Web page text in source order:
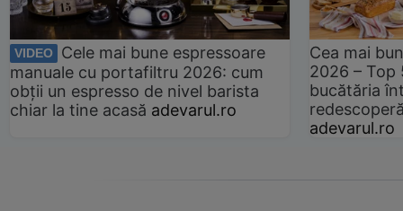
VIDEO
Cele mai bune espressoare
manuale cu portafiltru 2026: cum
obții un espresso de nivel barista
chiar la tine acasă adevarul.ro
Cea mai
2026 –
bucătăria
adevarul.ro